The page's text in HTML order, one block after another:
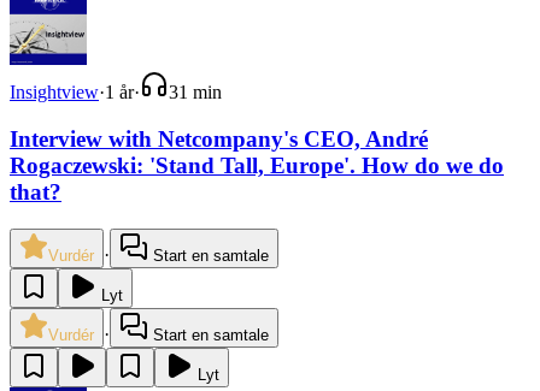
Insightview·1 år· 31 min
Interview with Netcompany's CEO, André
Rogaczewski: 'Stand Tall, Europe'. How do we do
that?
Vurdér · Start en samtale
Lyt
Vurdér · Start en samtale
Lyt